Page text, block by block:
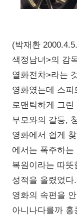
(박재환
색정남녀>의 감
열화전차>라는
영화였는데 스
로맨틱하게 그
부모와의 갈등,
영화에서 쉽게
에서는 폭주하는
복원이라는 따
성적을 올렸었다
영화의 속편을
아니나다를까